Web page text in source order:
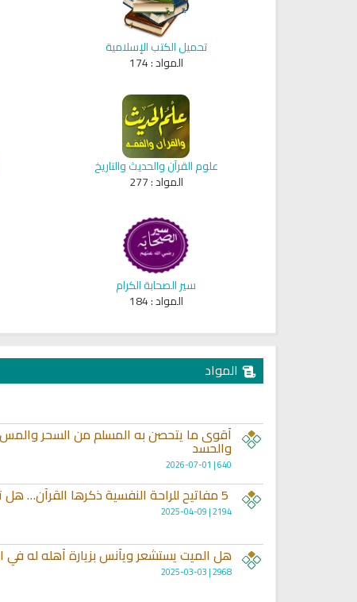
تحميل الكتب الإسلامية
المواد :174
علوم القرآن والحديث والتاريخ
المواد :277
سير الصحابة الكرام
المواد :184
المواد
أقوى ما يتحصن به المسلم من السحر
والحسد
640 | 2026-07-01
2194 | 2025-04-09
هل الميت يستشعر ويأنس بزيارة أهله له في
2968 | 2025-03-03
and Sunnah to treat witchcraft,
Ruqyah Shariah Full Mishary
انشودة تلك أمي فريق أجناد للفن